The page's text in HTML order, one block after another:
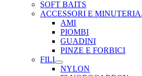
SOFT BAITS
ACCESSORI E MINUTERIA
AMI
PIOMBI
GUADINI
PINZE E FORBICI
FILI
NYLON